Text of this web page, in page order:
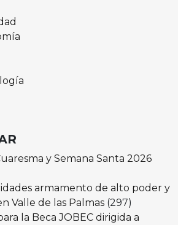
y Semana Santa 2026
armamento de alto poder y
Valle de las Palmas (297)
la Beca JOBEC dirigida a